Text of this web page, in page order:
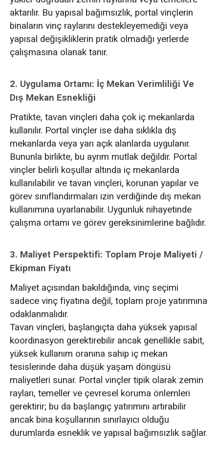
aktarılır. Bu yapısal bağımsızlık, portal vinçlerin
binaların vinç raylarını destekleyemediği veya
yapısal değişikliklerin pratik olmadığı yerlerde
çalışmasına olanak tanır.
2. Uygulama Ortamı: İç Mekan Verimliliği Ve
Dış Mekan Esnekliği
Pratikte, tavan vinçleri daha çok iç mekanlarda
kullanılır. Portal vinçler ise daha sıklıkla dış
mekanlarda veya yarı açık alanlarda uygulanır.
Bununla birlikte, bu ayrım mutlak değildir. Portal
vinçler belirli koşullar altında iç mekanlarda
kullanılabilir ve tavan vinçleri, korunan yapılar ve
görev sınıflandırmaları izin verdiğinde dış mekan
kullanımına uyarlanabilir. Uygunluk nihayetinde
çalışma ortamı ve görev gereksinimlerine bağlıdır.
3. Maliyet Perspektifi: Toplam Proje Maliyeti /
Ekipman Fiyatı
Maliyet açısından bakıldığında, vinç seçimi
sadece vinç fiyatına değil, toplam proje yatırımına
odaklanmalıdır.
Tavan vinçleri, başlangıçta daha yüksek yapısal
koordinasyon gerektirebilir ancak genellikle sabit,
yüksek kullanım oranına sahip iç mekan
tesislerinde daha düşük yaşam döngüsü
maliyetleri sunar. Portal vinçler tipik olarak zemin
rayları, temeller ve çevresel koruma önlemleri
gerektirir; bu da başlangıç yatırımını artırabilir
ancak bina koşullarının sınırlayıcı olduğu
durumlarda esneklik ve yapısal bağımsızlık sağlar.